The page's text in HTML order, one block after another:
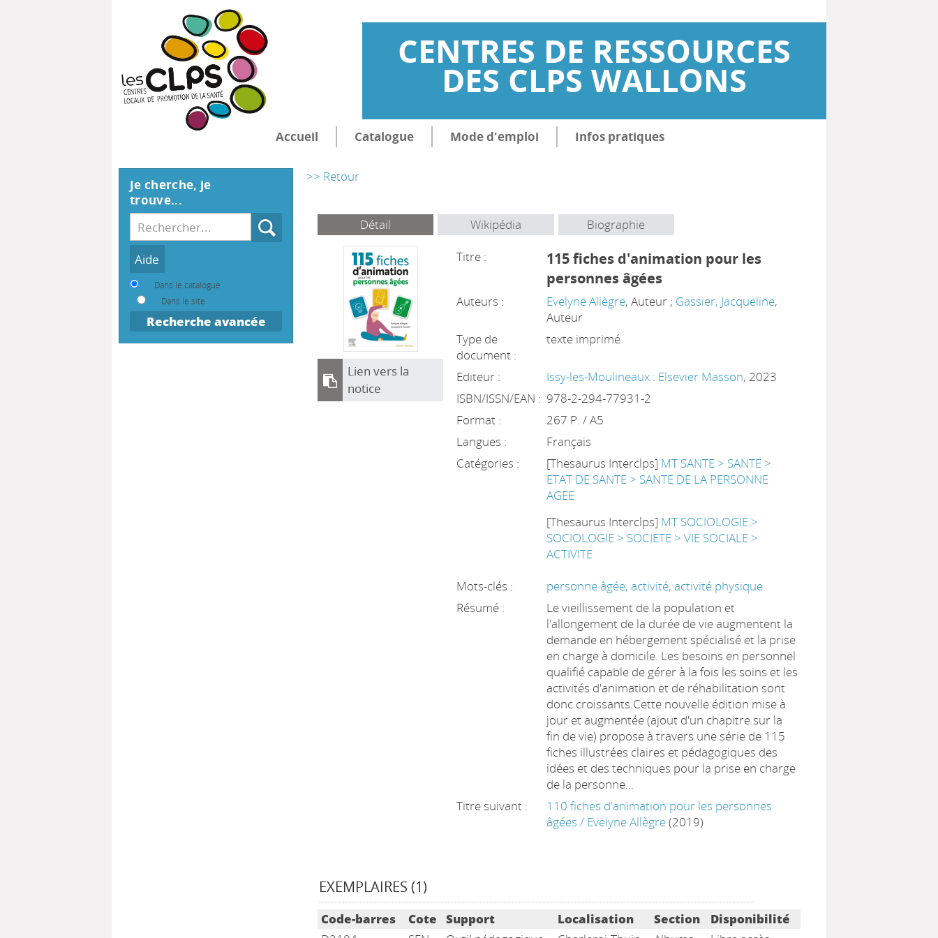
CENTRES DE RESSOURCES
DES CLPS WALLONS
Accueil Catalogue Mode d'emploi Infos pratiques
>> Retour
Détail Wikipédia Biographie
Lien vers la
notice
Titre :
115 fiches d'animation pour les
personnes âgées
Auteurs : Evelyne Allègre, Auteur ; Gassier, Jacqueline,
Auteur
Type de
document :
texte imprimé
Editeur : Issy-les-Moulineaux : Elsevier Masson, 2023
ISBN/ISSN/EAN : 978-2-294-77931-2
Format :
267 P. / A5
Langues :
Français
Catégories :
[Thesaurus Interclps] MT SANTE > SANTE >
ETAT DE SANTE > SANTE DE LA PERSONNE
AGEE
[Thesaurus Interclps] MT SOCIOLOGIE >
SOCIOLOGIE > SOCIETE > VIE SOCIALE >
ACTIVITE
Mots-clés :
personne âgée, activité, activité physique
Résumé :
Le vieillissement de la population et
l'allongement de la durée de vie augmentent la
demande en hébergement spécialisé et la prise
en charge à domicile. Les besoins en personnel
qualifié capable de gérer à la fois les soins et les
activités d'animation et de réhabilitation sont
donc croissants.Cette nouvelle édition mise à
jour et augmentée (ajout d'un chapitre sur la
fin de vie) propose à travers une série de 115
fiches illustrées claires et pédagogiques des
idées et des techniques pour la prise en charge
de la personne...
Titre suivant :
110 fiches d'animation pour les personnes
âgées / Evelyne Allègre(2019)
EXEMPLAIRES (1)
Liste des exemplaires
Code-barres Cote Support Localisation Section
Disponibilité
Je cherche, je
trouve...
Recherche
Dans le catalogue
Dans le site
Recherche avancée